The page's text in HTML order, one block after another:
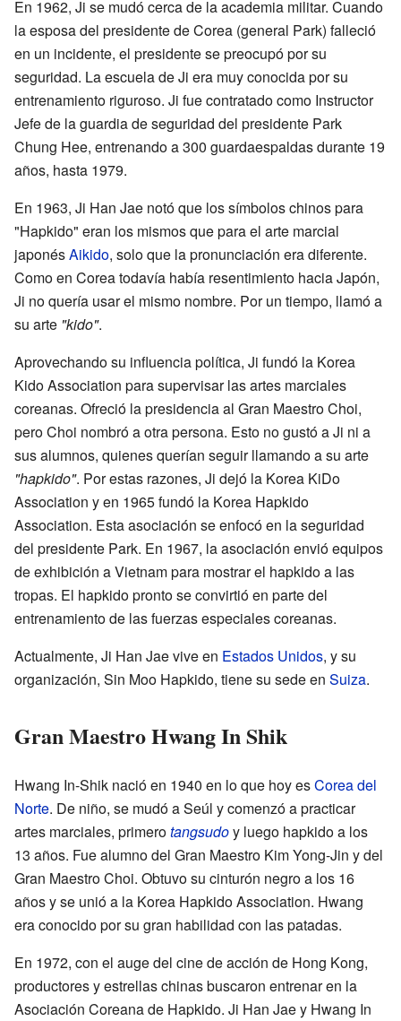
En 1962, Ji se mudó cerca de la academia militar. Cuando
la esposa del presidente de Corea (general Park) falleció
en un incidente, el presidente se preocupó por su
seguridad. La escuela de Ji era muy conocida por su
entrenamiento riguroso. Ji fue contratado como Instructor
Jefe de la guardia de seguridad del presidente Park
Chung Hee, entrenando a 300 guardaespaldas durante 19
años, hasta 1979.
En 1963, Ji Han Jae notó que los símbolos chinos para
"Hapkido" eran los mismos que para el arte marcial
japonésAikido, solo que la pronunciación era diferente.
Como en Corea todavía había resentimiento hacia Japón,
Ji no quería usar el mismo nombre. Por un tiempo, llamó a
su arte "kido".
Aprovechando su influencia política, Ji fundó la Korea
Kido Association para supervisar las artes marciales
coreanas. Ofreció la presidencia al Gran Maestro Choi,
pero Choi nombró a otra persona. Esto no gustó a Ji ni a
sus alumnos, quienes querían seguir llamando a su arte
"hapkido". Por estas razones, Ji dejó la Korea KiDo
Association y en 1965 fundó la Korea Hapkido
Association. Esta asociación se enfocó en la seguridad
del presidente Park. En 1967, la asociación envió equipos
de exhibición a Vietnam para mostrar el hapkido a las
tropas. El hapkido pronto se convirtió en parte del
entrenamiento de las fuerzas especiales coreanas.
Actualmente, Ji Han Jae vive en Estados Unidos, y su
organización, Sin Moo Hapkido, tiene su sede en Suiza.
Gran Maestro Hwang In Shik
Hwang In-Shik nació en 1940 en lo que hoy esCorea del
Norte. De niño, se mudó a Seúl y comenzó a practicar
artes marciales, primerotangsudoy luego hapkido a los
13 años. Fue alumno del Gran Maestro Kim Yong-Jin y del
Gran Maestro Choi. Obtuvo su cinturón negro a los 16
años y se unió a la Korea Hapkido Association. Hwang
era conocido por su gran habilidad con las patadas.
En 1972, con el auge del cine de acción de Hong Kong,
productores y estrellas chinas buscaron entrenar en la
Asociación Coreana de Hapkido. Ji Han Jae y Hwang In